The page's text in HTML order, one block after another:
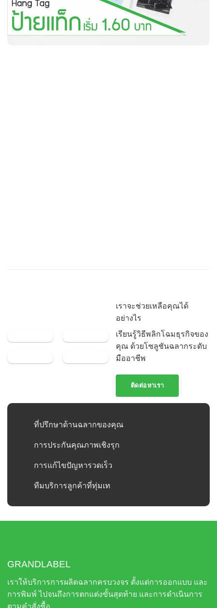
เราจะช่วยเหลือคุณได้
อย่างไร
เรียนรู้วิธีพลิกโฉมธุรกิจของ
คุณ ด้วยโซลูชันฉลากระดับ
มืออาชีพ
ติดต่อหาเรา
ที่ปรึกษาด้านฉลากของคุณ
การประกันคุณภาพเชิงรุก
การแก้ไขปัญหารวดเร็ว
ทีมบริการลูกค้าที่ทุ่มเท
GRANDLABEL
เราให้บริการการผลิตฉลากครบวงจร ตั้งแต่การออกแบบ และ
การพิมพ์ ไปจนถึงการตกแต่งขั้นสุดท้าย และการดำเนินการ